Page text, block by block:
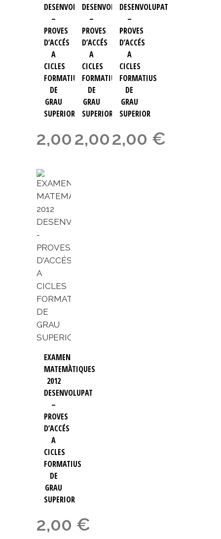
DESENVOLUPAT
–
PROVES
D’ACCÉS
A
CICLES
FORMATIUS
DE
GRAU
SUPERIOR
2,00€
DESENVOLUPAT
–
PROVES
D’ACCÉS
A
CICLES
FORMATIUS
DE
GRAU
SUPERIOR
2,00€
DESENVOLUPAT
–
PROVES
D’ACCÉS
A
CICLES
FORMATIUS
DE
GRAU
SUPERIOR
2,00 €
EXAMEN
MATEMÀTIQUES
2012
DESENVOLUPAT
–
PROVES
D’ACCÉS
A
CICLES
FORMATIUS
DE
GRAU
SUPERIOR
2,00 €